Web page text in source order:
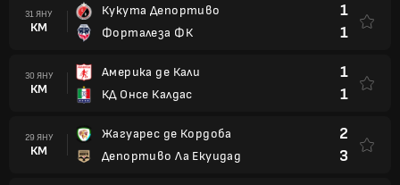
31 ЯНУ
КМ
Кукута Депортиво
Форталеза ФК
1
1
30 ЯНУ
КМ
Америка де Кали
КД Онсе Калдас
1
1
29 ЯНУ
КМ
Жагуарес де Кордоба
Депортиво Ла Екуидад
2
3